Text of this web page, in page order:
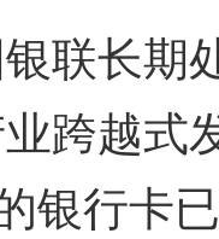
长期处
跨越式
银行卡